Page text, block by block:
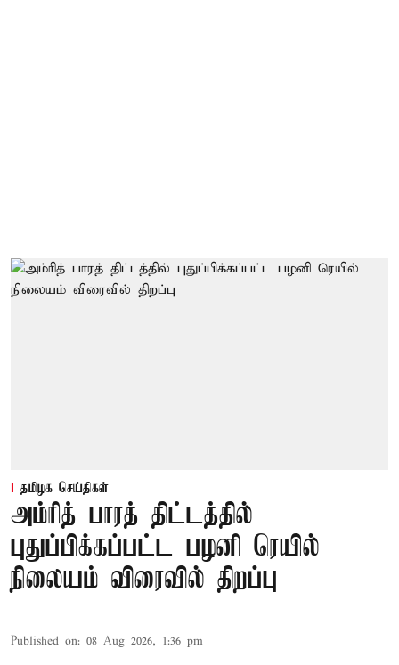
தமிழக செய்திகள்
அம்ரித் பாரத் திட்டத்தில்
புதுப்பிக்கப்பட்ட பழனி ரெயில்
நிலையம் விரைவில் திறப்பு
Published on: 08 Aug 2026, 1:36 pm